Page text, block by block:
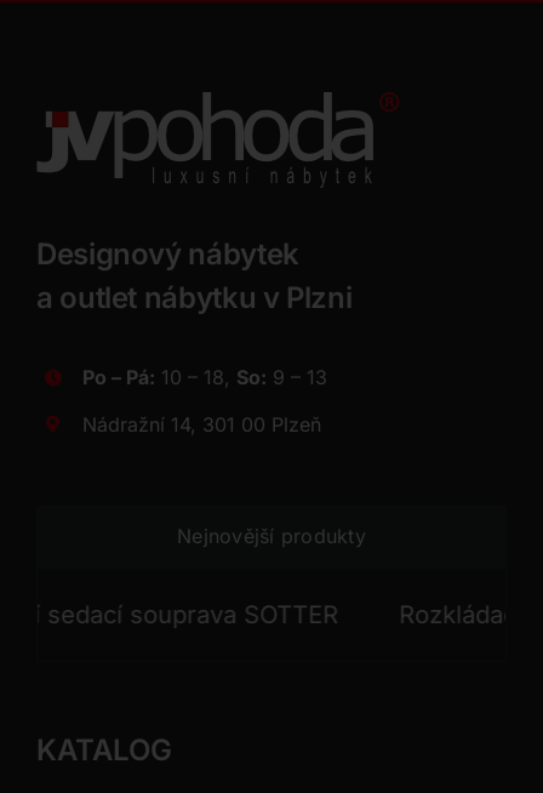
Designový nábytek
a outlet nábytku v Plzni
Po – Pá: 10 – 18, So: 9 – 13
Nádražní 14, 301 00 Plzeň
Nejnovější produkty
souprava SOTTER Rozkládací
KATALOG